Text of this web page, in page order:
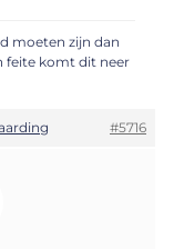
moeten zijn dan
feite komt dit neer
#5716